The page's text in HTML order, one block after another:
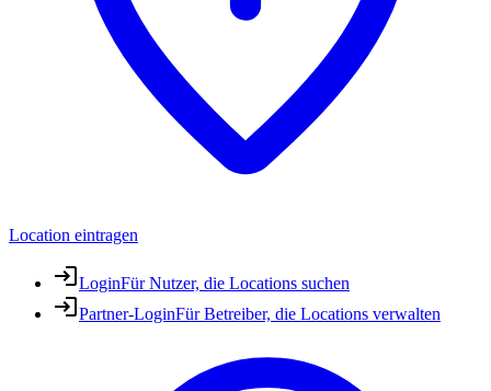
Location eintragen
LoginFür Nutzer, die Locations suchen
Partner-LoginFür Betreiber, die Locations verwalten